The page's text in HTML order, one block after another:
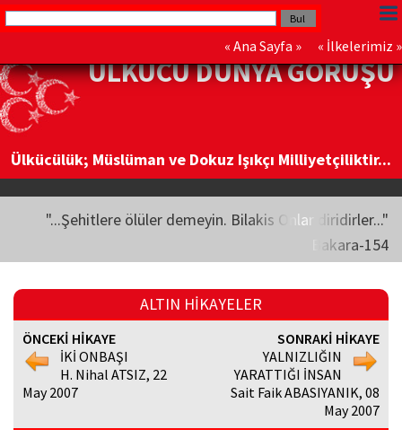
« Ana Sayfa » « İlkelerimiz »
ÜLKÜCÜ DÜNYA GÖRÜŞÜ
Ülkücülük; Müslüman ve Dokuz Işıkçı Milliyetçiliktir...
"...Şehitlere ölüler demeyin. Bilakis Onlar diridirler..."
Bakara-154
ALTIN HİKAYELER
ÖNCEKİ HİKAYE
İKİ ONBAŞI
H. Nihal ATSIZ, 22
May 2007
SONRAKİ HİKAYE
YALNIZLIĞIN
YARATTIĞI İNSAN
Sait Faik ABASIYANIK, 08
May 2007